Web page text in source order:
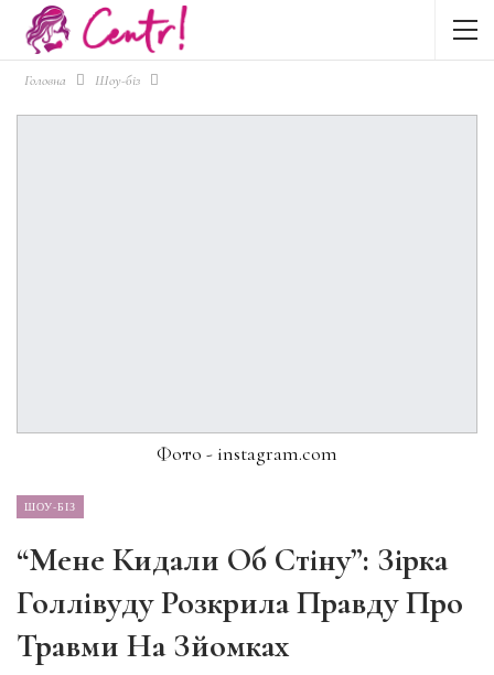
Головна Шоу-біз
Фото - instagram.com
ШОУ-БІЗ
“Мене Кидали Об Стіну”: Зірка
Голлівуду Розкрила Правду Про
Травми На Зйомках